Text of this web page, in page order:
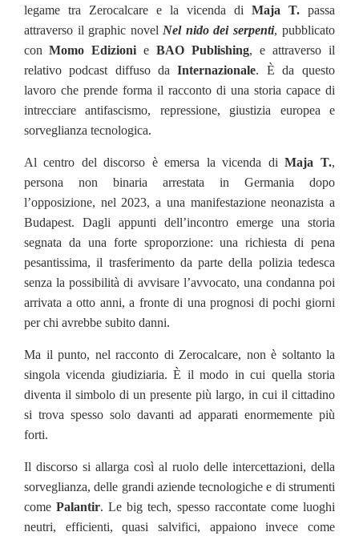
legame tra Zerocalcare e la vicenda di Maja T. passa
attraverso il graphic novel Nel nido dei serpenti, pubblicato
con Momo Edizionie BAO Publishing, e attraverso il
relativo podcast diffuso da Internazionale. È da questo
lavoro che prende forma il racconto di una storia capace di
intrecciare antifascismo, repressione, giustizia europea e
sorveglianza tecnologica.
Al centro del discorso è emersa la vicenda di Maja T.,
persona non binaria arrestata in Germania dopo
l’opposizione, nel 2023, a una manifestazione neonazista a
Budapest. Dagli appunti dell’incontro emerge una storia
segnata da una forte sproporzione: una richiesta di pena
pesantissima, il trasferimento da parte della polizia tedesca
senza la possibilità di avvisare l’avvocato, una condanna poi
arrivata a otto anni, a fronte di una prognosi di pochi giorni
per chi avrebbe subito danni.
Ma il punto, nel racconto di Zerocalcare, non è soltanto la
singola vicenda giudiziaria. È il modo in cui quella storia
diventa il simbolo di un presente più largo, in cui il cittadino
si trova spesso solo davanti ad apparati enormemente più
forti.
Il discorso si allarga così al ruolo delle intercettazioni, della
sorveglianza, delle grandi aziende tecnologiche e di strumenti
come Palantir. Le big tech, spesso raccontate come luoghi
neutri, efficienti, quasi salvifici, appaiono invece come